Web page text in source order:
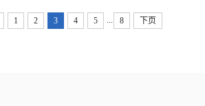
1 2 3 4 5 8 下页